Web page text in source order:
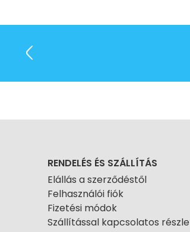
RENDELÉS ÉS SZÁLLÍTÁS
Elállás a szerződéstől
Felhasználói fiók
Fizetési módok
Szállítással kapcsolatos